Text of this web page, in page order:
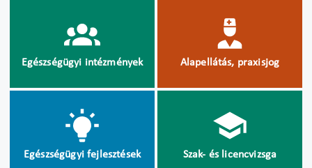
Egészségügyi intézmények Alapellátás, praxisjog
Egészségügyi fejlesztések Szak- és licencvizsga